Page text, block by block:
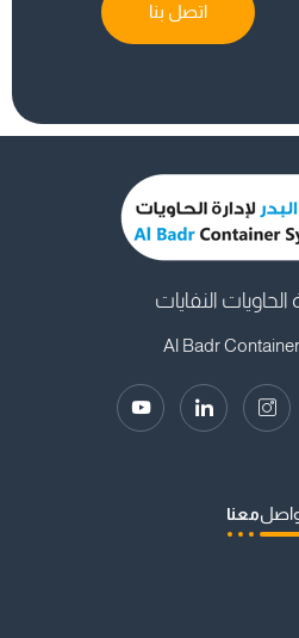
اتصل بنا
الحاويات النفايات
Al Badr
معنا